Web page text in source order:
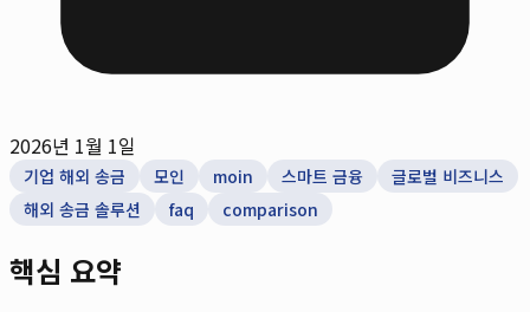
2026년 1월 1일
기업 해외 송금 모인 moin 스마트 금융
글로벌 비즈니스
해외 송금 솔루션
faq comparison
핵심 요약